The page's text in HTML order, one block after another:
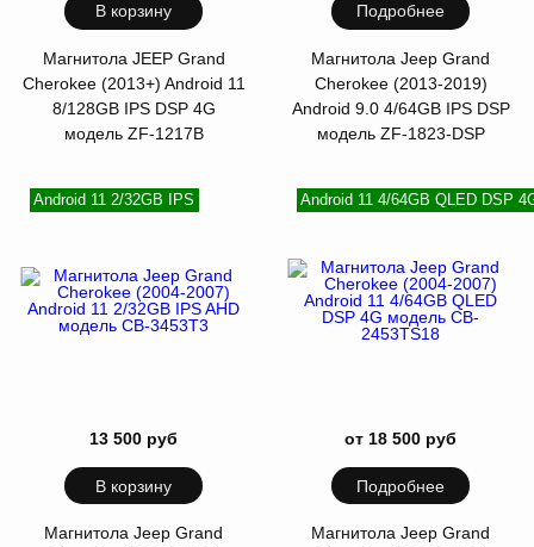
В корзину
Магнитола JEEP Grand
Cherokee (2013+) Android 11
8/128GB IPS DSP 4G
модель ZF-1217B
Подробнее
Магнитола Jeep Grand
Cherokee (2013-2019)
Android 9.0 4/64GB IPS DSP
модель ZF-1823-DSP
Android 11 2/32GB IPS
13 500 руб
В корзину
Магнитола Jeep Grand
Android 11 4/64GB QLED DSP
от 18 500 руб
Подробнее
Магнитола Jeep Grand